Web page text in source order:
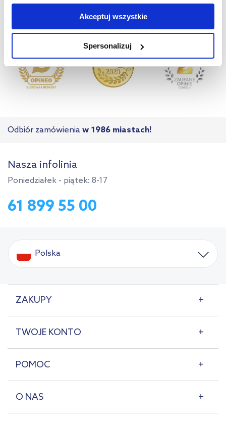
jednak, że zablokowane niektóre pliki cookie mogą mieć wpływ
na sposób dostarczania treści niedostosowanych do potrzeb
Aby uzyskać więcej informacji na temat plików plików cookie,
kliknij „Ustawienia plików cookie”.Jeśli chcesz uzyskać więcej
Akceptuj wszystkie
Spersonalizuj
Odbiór zamówienia w 1986 miastach!
Nasza infolinia
Poniedziałek - piątek: 8-17
61 899 55 00
Polska
ZAKUPY
TWOJE KONTO
POMOC
O NAS